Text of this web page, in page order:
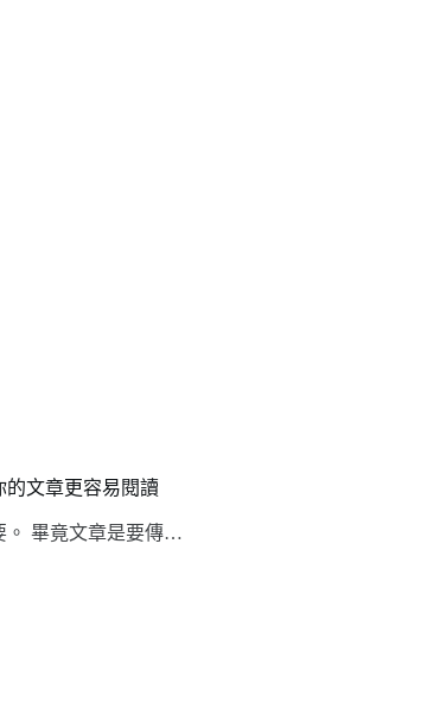
文章更容易閱讀
。 畢竟文章是要傳…